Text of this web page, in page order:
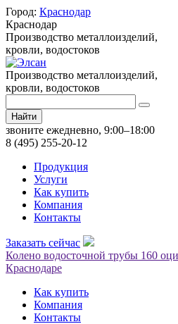
Город: Краснодар
Краснодар
Производство металлоизделий,
кровли, водостоков
Производство металлоизделий,
кровли, водостоков
Найти
звоните ежедневно, 9:00–18:00
8 (495) 255-20-12
Продукция
Услуги
Как купить
Компания
Контакты
Заказать сейчас
Колено водосточной трубы 160
Краснодаре
Как купить
Компания
Контакты